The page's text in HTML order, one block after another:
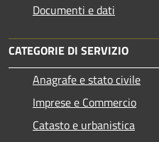
Documenti e dati
CATEGORIE DI SERVIZIO
Anagrafe e stato civile
Imprese e Commercio
Catasto e urbanistica